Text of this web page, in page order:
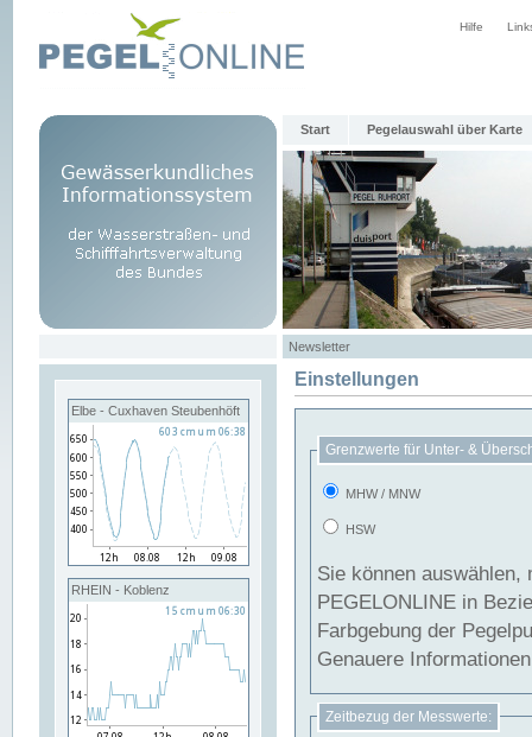
Hilfe
Start Pegelauswahl über Karte
Newsletter
Elbe - Cuxhaven Steubenhöft
RHEIN - Koblenz
Einstellungen
Grenzwerte für Unter- &
MHW / MNW
HSW
Sie können
PEGELONLINE in Beziehung
Farbgebung der
Genauere
Zeitbezug der Messwerte: